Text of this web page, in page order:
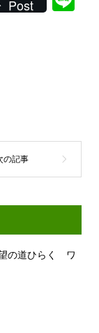
Post
の道ひらく ワ